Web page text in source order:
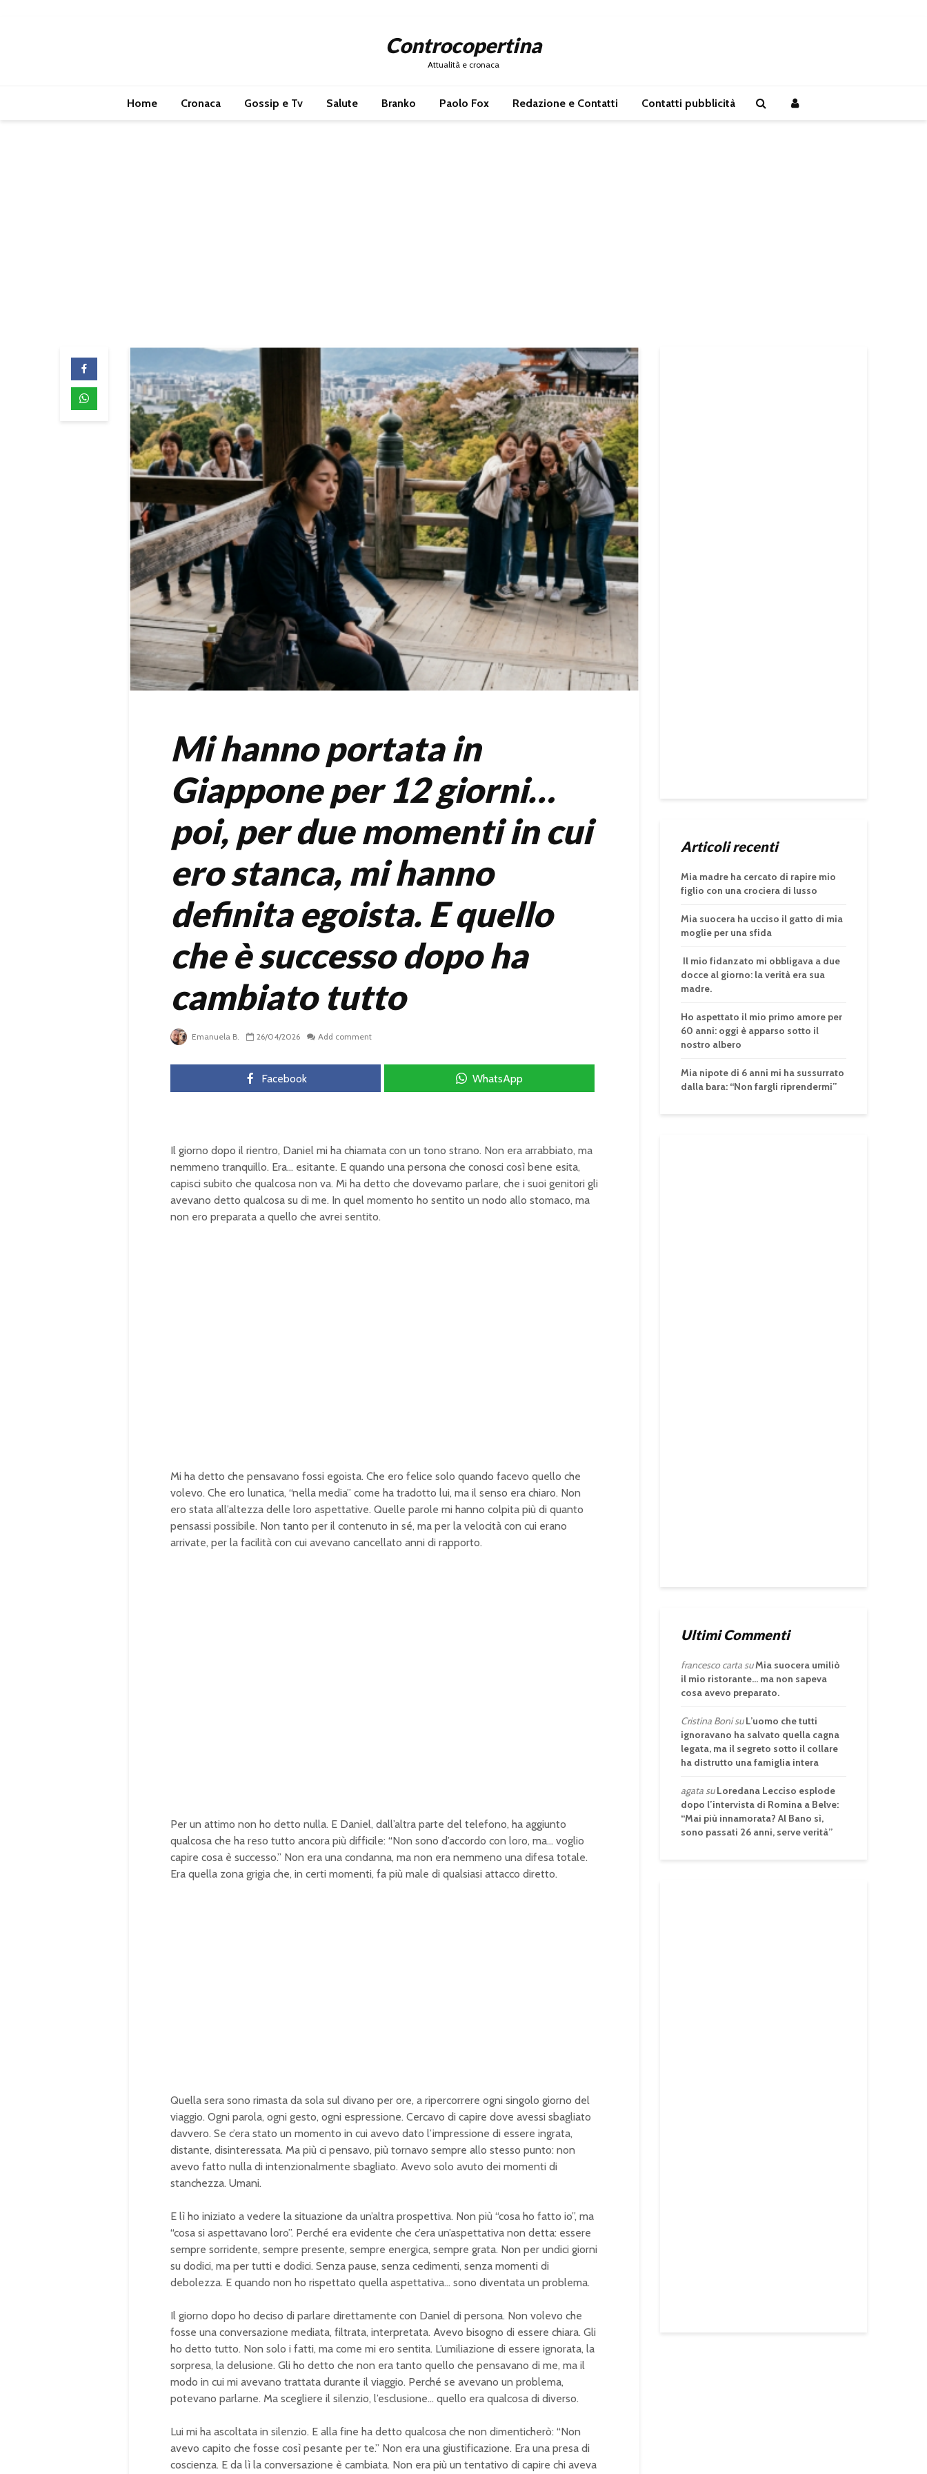
Controcopertina
Attualità e cronaca
Home Cronaca Gossip e Tv Salute Branko Paolo Fox Redazione e Contatti Contatti pubblicità
Mi hanno portata in
Giappone per 12 giorni…
poi, per due momenti in cui
ero stanca, mi hanno
definita egoista. E quello
che è successo dopo ha
cambiato tutto
Emanuela B. 26/04/2026 Add comment
Facebook WhatsApp
Il giorno dopo il rientro, Daniel mi ha chiamata con un tono strano. Non era arrabbiato, ma
nemmeno tranquillo. Era… esitante. E quando una persona che conosci così bene esita,
capisci subito che qualcosa non va. Mi ha detto che dovevamo parlare, che i suoi genitori gli
avevano detto qualcosa su di me. In quel momento ho sentito un nodo allo stomaco, ma
non ero preparata a quello che avrei sentito.
Mi ha detto che pensavano fossi egoista. Che ero felice solo quando facevo quello che
volevo. Che ero lunatica, “nella media” come ha tradotto lui, ma il senso era chiaro. Non
ero stata all’altezza delle loro aspettative. Quelle parole mi hanno colpita più di quanto
pensassi possibile. Non tanto per il contenuto in sé, ma per la velocità con cui erano
arrivate, per la facilità con cui avevano cancellato anni di rapporto.
Per un attimo non ho detto nulla. E Daniel, dall’altra parte del telefono, ha aggiunto
qualcosa che ha reso tutto ancora più difficile: “Non sono d’accordo con loro, ma… voglio
capire cosa è successo.” Non era una condanna, ma non era nemmeno una difesa totale.
Era quella zona grigia che, in certi momenti, fa più male di qualsiasi attacco diretto.
Quella sera sono rimasta da sola sul divano per ore, a ripercorrere ogni singolo giorno del
viaggio. Ogni parola, ogni gesto, ogni espressione. Cercavo di capire dove avessi sbagliato
davvero. Se c’era stato un momento in cui avevo dato l’impressione di essere ingrata,
distante, disinteressata. Ma più ci pensavo, più tornavo sempre allo stesso punto: non
avevo fatto nulla di intenzionalmente sbagliato. Avevo solo avuto dei momenti di
stanchezza. Umani.
E lì ho iniziato a vedere la situazione da un’altra prospettiva. Non più “cosa ho fatto io”, ma
“cosa si aspettavano loro”. Perché era evidente che c’era un’aspettativa non detta: essere
sempre sorridente, sempre presente, sempre energica, sempre grata. Non per undici giorni
su dodici, ma per tutti e dodici. Senza pause, senza cedimenti, senza momenti di
debolezza. E quando non ho rispettato quella aspettativa… sono diventata un problema.
Il giorno dopo ho deciso di parlare direttamente con Daniel di persona. Non volevo che
fosse una conversazione mediata, filtrata, interpretata. Avevo bisogno di essere chiara. Gli
ho detto tutto. Non solo i fatti, ma come mi ero sentita. L’umiliazione di essere ignorata, la
sorpresa, la delusione. Gli ho detto che non era tanto quello che pensavano di me, ma il
modo in cui mi avevano trattata durante il viaggio. Perché se avevano un problema,
potevano parlarne. Ma scegliere il silenzio, l’esclusione… quello era qualcosa di diverso.
Lui mi ha ascoltata in silenzio. E alla fine ha detto qualcosa che non dimenticherò: “Non
avevo capito che fosse così pesante per te.” Non era una giustificazione. Era una presa di
coscienza. E da lì la conversazione è cambiata. Non era più un tentativo di capire chi aveva
Articoli recenti
Mia madre ha cercato di rapire mio
figlio con una crociera di lusso
Mia suocera ha ucciso il gatto di mia
moglie per una sfida
Il mio fidanzato mi obbligava a due
docce al giorno: la verità era sua
madre.
Ho aspettato il mio primo amore per
60 anni: oggi è apparso sotto il
nostro albero
Mia nipote di 6 anni mi ha sussurrato
dalla bara: “Non fargli riprendermi”
Ultimi Commenti
francesco cartasuMia suocera umiliò
il mio ristorante… ma non sapeva
cosa avevo preparato.
Cristina BonisuL’uomo che tutti
ignoravano ha salvato quella cagna
legata, ma il segreto sotto il collare
ha distrutto una famiglia intera
agatasuLoredana Lecciso esplode
dopo l’intervista di Romina a Belve:
“Mai più innamorata? Al Bano sì,
sono passati 26 anni, serve verità”